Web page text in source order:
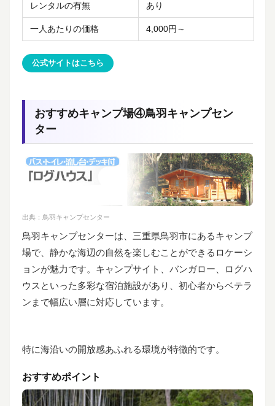
レンタルの有無 あり
一人あたりの価格 4,000円～
公式サイトはこちら
おすすめキャンプ場④鳥羽キャンプセン
ター
出典： 鳥羽キャンプセンター
鳥羽キャンプセンターは、三重県鳥羽市にあるキャンプ
場で、静かな海辺の自然を楽しむことができるロケーシ
ョンが魅力です。キャンプサイト、バンガロー、ログハ
ウスといった多彩な宿泊施設があり、初心者からベテラ
ンまで幅広い層に対応しています。
特に海沿いの開放感あふれる環境が特徴的です。
おすすめポイント